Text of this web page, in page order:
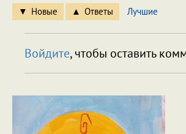
Новые Ответы Лучшие
Войдите, чтобы оставить